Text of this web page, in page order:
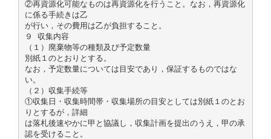
②再資源化可能なものは再資源化を行うこと。なお，再資源化
に係る手続きは乙
が行い，その費用は乙が負担すること。
９ 収集内容
（１）廃棄物等の種類及び予定数量
別紙１のとおりとする。
なお，予定数量については目安であり，保証するものではな
い。
（２）収集手続等
①収集日・収集時間帯・収集場所の目安としては別紙１のとお
りとするが，詳細
は落札後速やかに甲と協議し，収集計画を提出のうえ，甲の承
認を受けること。